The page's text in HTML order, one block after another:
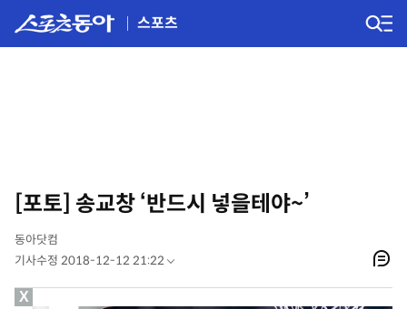
스포츠
[포토] 송교창 ‘반드시 넣을테야~’
동아닷컴
기사수정 2018-12-12 21:22
X